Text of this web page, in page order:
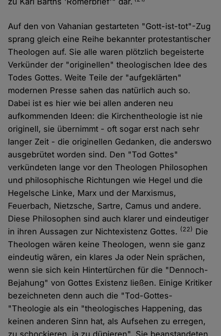
Auf den von Vahanian gestarteten "Gott-ist-tot"-Zug
sprang gleich eine Reihe bekannter protestantischer
Theologen auf. Sie alle waren plötzlich begeisterte
Verkünder der "originellen" theologischen Idee des
Todes Gottes. Weite Teile der "aufgeklärten"
modernen Presse sahen das natürlich auch so.
Dabei ist es hier wie bei allen anderen neu
aufkommenden Ideen: die Kirchentheologie ist nie
originell, sie übernimmt - oft sogar erst nach sehr
langer Zeit - die originellen Gedanken, die anderswo
ausgebrütet worden sind. Den "Tod Gottes"
verkündeten lange vor den Theologen Philosophen
und philosophische Richtungen wie Hegel und die
Hegelsche Linke, Marx und der Marxismus,
Feuerbach, Nietzsche, Sartre, Camus und andere.
Diese Philosophen sind auch klarer und eindeutiger
in ihren Aussagen zur Nichtexistenz Gottes. (22) Die
Theologen wären keine Theologen, wenn sie ganz
eindeutig wären, ein klares Ja oder Nein sprächen,
wenn sie sich kein Hintertürchen für die "Dennoch-
Bejahung" von Gottes Existenz ließen. Einige Kritiker
bezeichneten denn auch die "Tod-Gottes-
"Theologie als ein "theologisches Happening, das
keinen anderen Sinn hat, als Aufsehen zu erregen,